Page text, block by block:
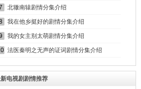
北辙南辕剧情分集介绍
我在他乡挺好的剧情分集介绍
我的女主别太萌剧情分集介绍
法医秦明之无声的证词剧情分集介绍
电视剧剧情推荐